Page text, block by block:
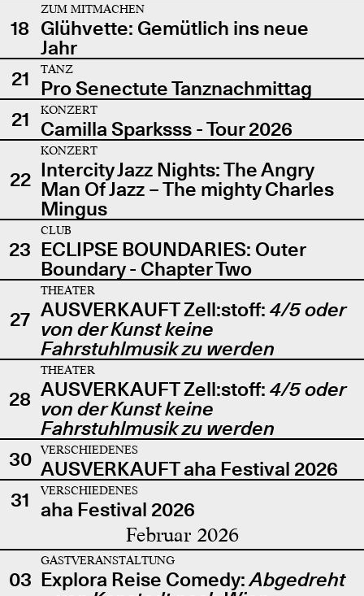
18
ZUM MITMACHEN
Glühvette: Gemütlich ins neue
Jahr
21
TANZ
Pro Senectute Tanznachmittag
21
KONZERT
Camilla Sparksss - Tour 2026
22
KONZERT
Intercity Jazz Nights: The Angry
Man Of Jazz – The mighty Charles
Mingus
23
CLUB
ECLIPSE BOUNDARIES: Outer
Boundary - Chapter Two
27
THEATER
AUSVERKAUFT Zell:stoff: 4/5 oder
von der Kunst keine
Fahrstuhlmusik zu werden
28
THEATER
AUSVERKAUFT Zell:stoff: 4/5 oder
von der Kunst keine
Fahrstuhlmusik zu werden
30
VERSCHIEDENES
AUSVERKAUFT aha Festival 2026
31
VERSCHIEDENES
aha Festival 2026
Februar 2026
03
GASTVERANSTALTUNG
Explora Reise Comedy:Abgedreht